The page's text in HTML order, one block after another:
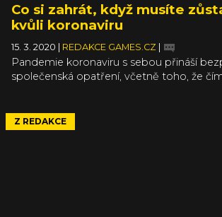
Co si zahrát, když musíte
kvůli koronaviru
15. 3. 2020 REDAKCE GAMES.CZ
Pandemie koronaviru s sebou přináší
společenská opatření, včetně toho, že
Games.cz. Ale i z velmi špatné situace lze
dobrého, například si zahrát hezké hry.
Z REDAKCE